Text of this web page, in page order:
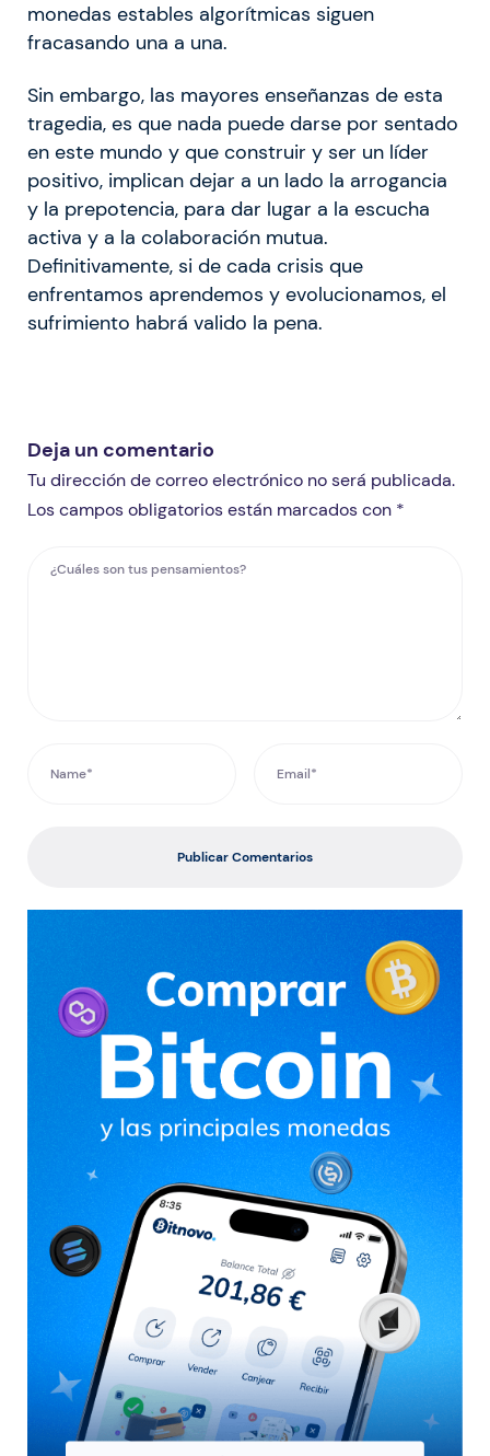
monedas estables algorítmicas siguen
fracasando una a una.
Sin embargo, las mayores enseñanzas de esta
tragedia, es que nada puede darse por sentado
en este mundo y que construir y ser un líder
positivo, implican dejar a un lado la arrogancia
y la prepotencia, para dar lugar a la escucha
activa y a la colaboración mutua.
Definitivamente, si de cada crisis que
enfrentamos aprendemos y evolucionamos, el
sufrimiento habrá valido la pena.
Deja un comentario
Tu dirección de correo electrónico no será publicada.
Los campos obligatorios están marcados con *
Publicar Comentarios